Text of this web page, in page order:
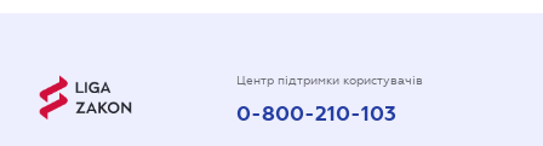
Центр підтримки користувачів
0-800-210-103